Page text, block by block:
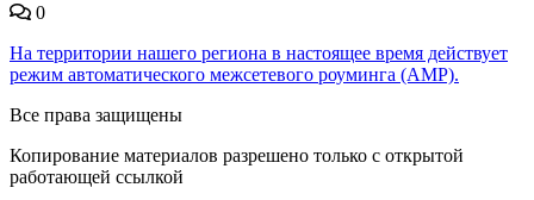
0
На территории нашего региона в настоящее время действует
режим автоматического межсетевого роуминга (АМР).
Все права защищены
Копирование материалов разрешено только с открытой
работающей ссылкой